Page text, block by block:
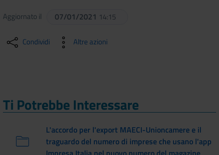
Aggiornato il 07/01/2021 14:15
Condividi Altre azioni
Ti Potrebbe Interessare
L'accordo per l'export MAECI-Unioncamere e il
traguardo del numero di imprese che usano l'app